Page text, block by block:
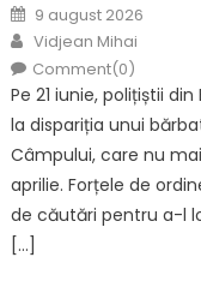
Posted
on
9 august 2026
Author
Vidjean Mihai
Comment(0)
Pe 21 iunie, polițiștii
la dispariția unui
Câmpului, care nu
aprilie. Forțele de
de căutări pentru a-l
[…]